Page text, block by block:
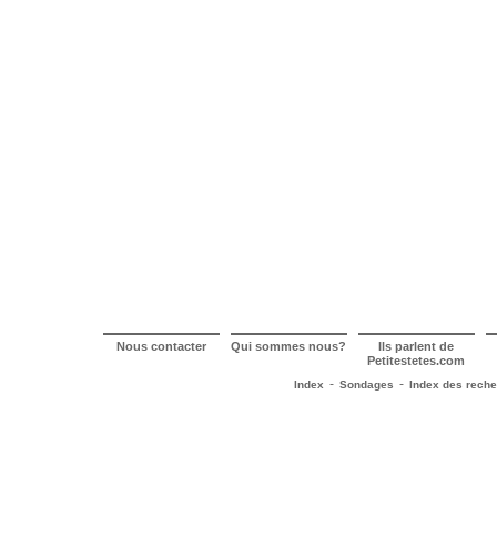
Nous contacter Qui sommes nous? Ils parlent de
Petitestetes.com
Index - Sondages - Index des